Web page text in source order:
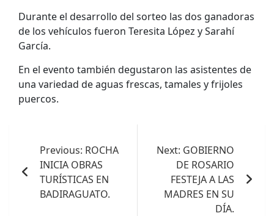
Durante el desarrollo del sorteo las dos ganadoras
de los vehículos fueron Teresita López y Sarahí
García.
En el evento también degustaron las asistentes de
una variedad de aguas frescas, tamales y frijoles
puercos.
entradas
Previous: ROCHA
INICIA OBRAS
TURÍSTICAS EN
BADIRAGUATO.
Next: GOBIERNO
DE ROSARIO
FESTEJA A LAS
MADRES EN SU
DÍA.